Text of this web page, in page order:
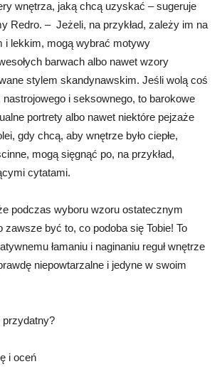
wnętrza, jaką chcą uzyskać – sugeruje
Redro. – Jeżeli, na przykład, zależy im na
i lekkim, mogą wybrać motywy
barwach albo nawet wzory
stylem skandynawskim. Jeśli wolą coś
i seksownego, to barokowe
portrety albo nawet niektóre pejzaże
gdy chcą, aby wnętrze było ciepłe,
mogą sięgnąć po, na przykład,
cytatami.
podczas wyboru wzoru ostatecznym
zawsze być to, co podoba się Tobie! To
łamaniu i naginaniu reguł wnętrze
niepowtarzalne i jedyne w swoim
przydatny?
i oceń